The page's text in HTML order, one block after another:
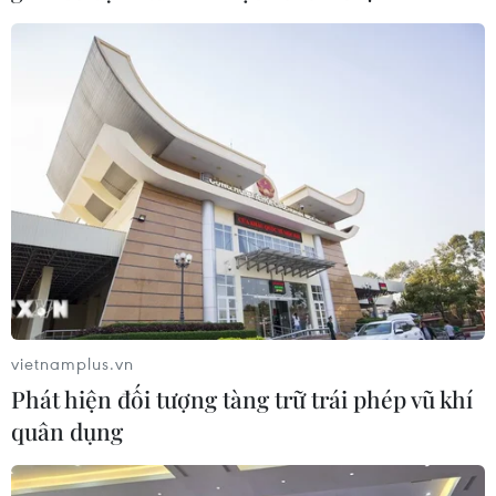
cọc
04/08/2026 14:55
Khởi tố vụ buôn bán hàng giả mạo
nhãn hiệu nổi tiếng tại Đắk Lắk
04/08/2026 14:34
Ba tỉnh biên giới đề xuất giải pháp
tăng hiệu quả chống buôn lậu thuốc
lá
04/08/2026 14:20
vietnamplus.vn
Phát hiện đối tượng tàng trữ trái phép vũ khí
quân dụng